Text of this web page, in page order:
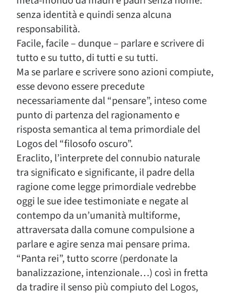
senza identità e quindi senza alcuna
responsabilità.
Facile, facile – dunque – parlare e scrivere di
tutto e su tutto, di tutti e su tutti.
Ma se parlare e scrivere sono azioni compiute,
esse devono essere precedute
necessariamente dal “pensare”, inteso come
punto di partenza del ragionamento e
risposta semantica al tema primordiale del
Logos del “filosofo oscuro”.
Eraclito, l’interprete del connubio naturale
tra significato e significante, il padre della
ragione come legge primordiale vedrebbe
oggi le sue idee testimoniate e negate al
contempo da un’umanità multiforme,
attraversata dalla comune compulsione a
parlare e agire senza mai pensare prima.
“Panta rei”, tutto scorre (perdonate la
banalizzazione, intenzionale…) così in fretta
da tradire il senso più compiuto del Logos,